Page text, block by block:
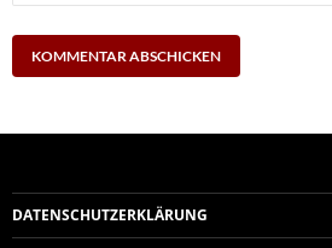
DATENSCHUTZERKLÄRUNG